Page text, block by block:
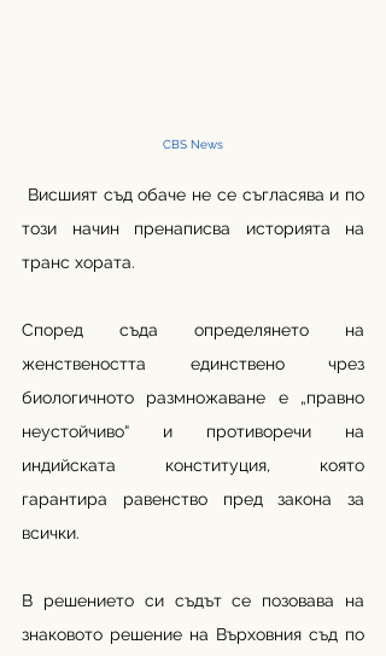
CBS News
Висшият съд обаче не се съгласява и по
този начин пренаписва историята на
транс хората.
Според съда определянето на
женствеността единствено чрез
биологичното размножаване е „правно
неустойчиво“ и противоречи на
индийската конституция, която
гарантира равенство пред закона за
всички.
В решението си съдът се позовава на
знаковото решение на Върховния съд по